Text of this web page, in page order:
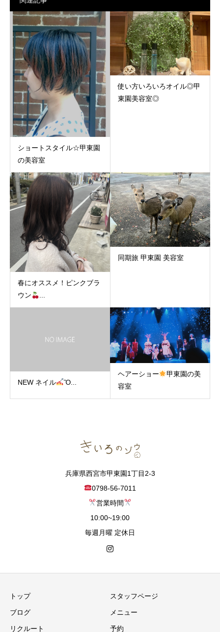
ショートスタイル☆甲東園
の美容室
使い方いろいろオイル◎甲
東園美容室◎
春にオススメ！ピンクブラ
ウン
同期旅 甲東園 美容室
NEW ネイル Ὂ...
ヘアーショー
甲東園の美
容室
兵庫県西宮市甲東園1丁目2-3
0798-56-7011
営業時間
10:00~19:00
毎週月曜 定休日
トップ スタッフページ
ブログ メニュー
リクルート 予約